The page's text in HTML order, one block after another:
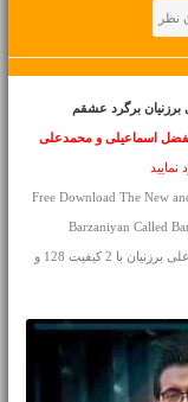
نظر
برگرد عشقم
اسماعیلی و محمدعلی
نمایید
Free Download The New
Barzaniyan Called
دانلود آهنگ برگرد عشقم از ابوالفضل اسماعیلی و محمدعلی برزنیان با 2 کیفیت 128 و